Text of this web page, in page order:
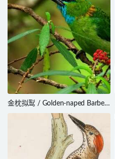
金枕拟䴕 / Golden-naped Barbet
/ Psilopogon pulcherrimus